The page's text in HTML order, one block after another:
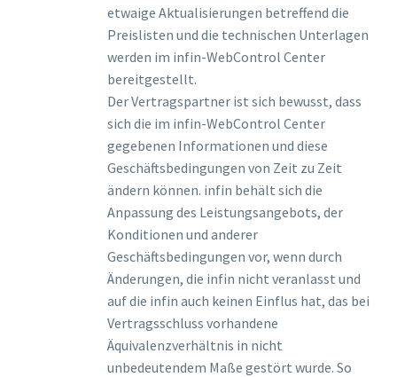
etwaige Aktualisierungen betreffend die
Preislisten und die technischen Unterlagen
werden im infin-WebControl Center
bereitgestellt.
Der Vertragspartner ist sich bewusst, dass
sich die im infin-WebControl Center
gegebenen Informationen und diese
Geschäftsbedingungen von Zeit zu Zeit
ändern können. infin behält sich die
Anpassung des Leistungsangebots, der
Konditionen und anderer
Geschäftsbedingungen vor, wenn durch
Änderungen, die infin nicht veranlasst und
auf die infin auch keinen Einflus hat, das bei
Vertragsschluss vorhandene
Äquivalenzverhältnis in nicht
unbedeutendem Maße gestört wurde. So